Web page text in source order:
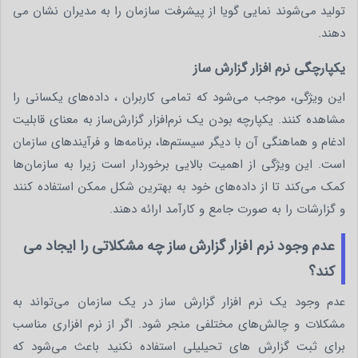
تولید می‌شوند نمایی گویا از پیشرفت سازمان را به مدیران نشان می
دهند.
یکپارچگی نرم افزار گزارش ساز
این ویژگی، موجب می‌شود که تمامی کاربران ، داده‌های یکسانی را
مشاهده کنند. یکپارچه بودن یک نرم‌افزار گزارش‌ساز به معنای قابلیت
ادغام و هماهنگی آن با دیگر سیستم‌ها، برنامه‌ها و فرآیندهای سازمان
است. این ویژگی از اهمیت بالایی برخوردار است زیرا به سازمان‌ها
کمک می‌کند تا از داده‌های خود به بهترین شکل ممکن استفاده کنند
و گزارشات را به صورت جامع و کارآمد ارائه دهند.
عدم وجود نرم افزار گزارش ساز چه مشکلاتی را ایجاد می
کند؟
عدم وجود یک نرم‌ افزار گزارش‌ ساز در یک سازمان می‌تواند به
مشکلات و چالش‌های مختلفی منجر شود. اگر از نرم افزاری مناسب
برای ثبت گزارش های تحیلیلی استفاده نکنید باعث می‌شود که